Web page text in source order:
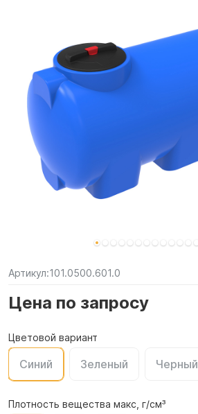
Артикул:101.0500.601.0
Цена по запросу
Цветовой вариант
Синий Зеленый Черный
Плотность вещества макс, г/см³